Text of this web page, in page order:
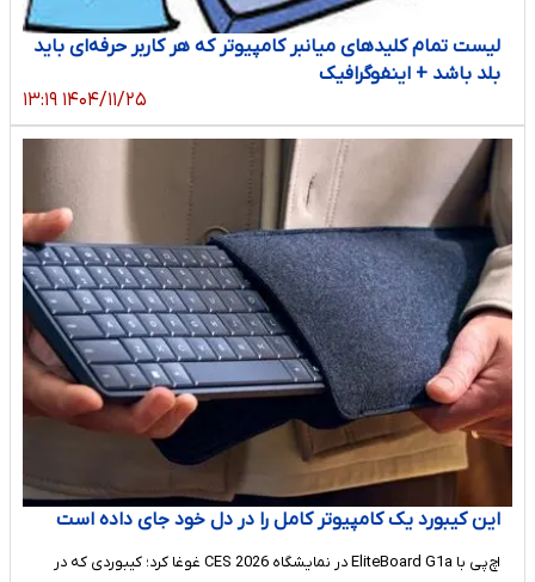
لیست تمام کلیدهای میانبر کامپیوتر که هر کاربر حرفه‌ای باید
بلد باشد + اینفوگرافیک
۱۴۰۴/۱۱/۲۵ ۱۳:۱۹
این کیبورد یک کامپیوتر کامل را در دل خود جای داده است
اچ‌پی با EliteBoard G1a در نمایشگاه CES 2026 غوغا کرد؛ کیبوردی که در